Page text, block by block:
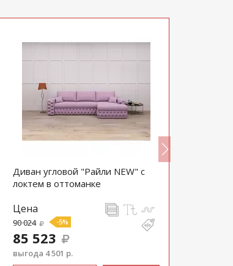
Диван угловой "Райли NEW" с
локтем в оттоманке
Цена
90 024 -5%
85 523
выгода 4 501 р.